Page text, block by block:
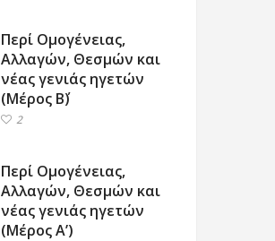
Περί Ομογένειας,
Αλλαγών, Θεσμών και
νέας γενιάς ηγετών
(Μέρος Β΄)
2
Περί Ομογένειας,
Αλλαγών, Θεσμών και
νέας γενιάς ηγετών
(Μέρος Α’)